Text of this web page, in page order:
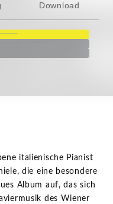
Download
italienische Pianist
die eine besondere
Album auf, das sich
des Wiener